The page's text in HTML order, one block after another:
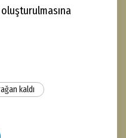
kaldı